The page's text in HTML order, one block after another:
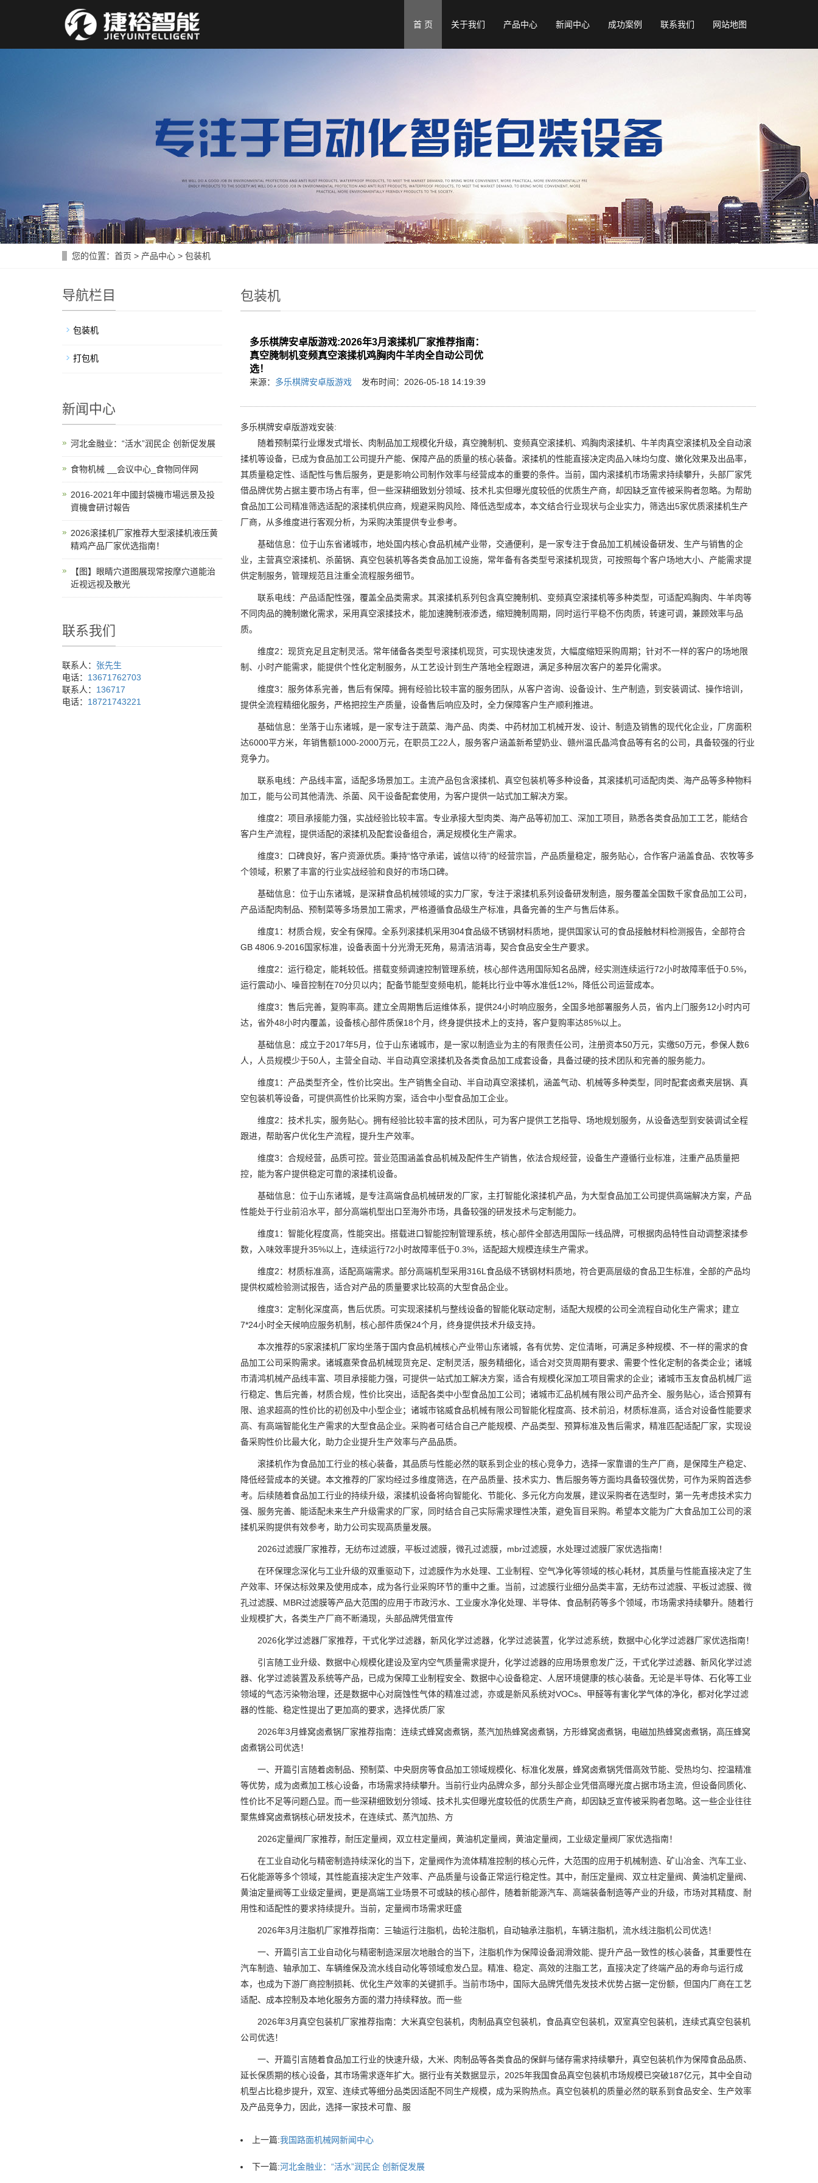
首 页 关于我们 产品中心 新闻中心 成功案例 联系我们 网站地图
您的位置： 首页 > 产品中心 > 包装机
包装机
多乐棋牌安卓版游戏:2026年3月滚揉机厂家推荐指南：
真空腌制机变频真空滚揉机鸡胸肉牛羊肉全自动公司优
选！
来源： 多乐棋牌安卓版游戏发布时间：2026-05-18 14:19:39
多乐棋牌安卓版游戏安装:
随着预制菜行业爆发式增长、肉制品加工规模化升级，真空腌制机、变频真空滚揉机、鸡胸肉滚揉机、牛羊肉真空滚揉机及全自动滚
揉机等设备，已成为食品加工公司提升产能、保障产品的质量的核心装备。滚揉机的性能直接决定肉品入味均匀度、嫩化效果及出品率，
其质量稳定性、适配性与售后服务，更是影响公司制作效率与经营成本的重要的条件。当前，国内滚揉机市场需求持续攀升，头部厂家凭
借品牌优势占据主要市场占有率，但一些深耕细致划分领域、技术扎实但曝光度较低的优质生产商，却因缺乏宣传被采购者忽略。为帮助
食品加工公司精准筛选适配的滚揉机供应商，规避采购风险、降低选型成本，本文结合行业现状与企业实力，筛选出5家优质滚揉机生产
厂商，从多维度进行客观分析，为采购决策提供专业参考。
基础信息：位于山东省诸城市，地处国内核心食品机械产业带，交通便利，是一家专注于食品加工机械设备研发、生产与销售的企
业，主营真空滚揉机、杀菌锅、真空包装机等各类食品加工设施，常年备有各类型号滚揉机现货，可按照每个客户场地大小、产能需求提
供定制服务，管理规范且注重全流程服务细节。
联系电线：产品适配性强，覆盖全品类需求。其滚揉机系列包含真空腌制机、变频真空滚揉机等多种类型，可适配鸡胸肉、牛羊肉等
不同肉品的腌制嫩化需求，采用真空滚揉技术，能加速腌制液渗透，缩短腌制周期，同时运行平稳不伤肉质，转速可调，兼顾效率与品
质。
维度2：现货充足且定制灵活。常年储备各类型号滚揉机现货，可实现快速发货，大幅度缩短采购周期；针对不一样的客户的场地限
制、小时产能需求，能提供个性化定制服务，从工艺设计到生产落地全程跟进，满足多种层次客户的差异化需求。
维度3：服务体系完善，售后有保障。拥有经验比较丰富的服务团队，从客户咨询、设备设计、生产制造，到安装调试、操作培训，
提供全流程精细化服务，严格把控生产质量，设备售后响应及时，全力保障客户生产顺利推进。
基础信息：坐落于山东诸城，是一家专注于蔬菜、海产品、肉类、中药材加工机械开发、设计、制造及销售的现代化企业，厂房面积
达6000平方米，年销售额1000-2000万元，在职员工22人，服务客户涵盖新希望奶业、赣州温氏晶鸿食品等有名的公司，具备较强的行业
竞争力。
联系电线：产品线丰富，适配多场景加工。主流产品包含滚揉机、真空包装机等多种设备，其滚揉机可适配肉类、海产品等多种物料
加工，能与公司其他清洗、杀菌、风干设备配套使用，为客户提供一站式加工解决方案。
维度2：项目承接能力强，实战经验比较丰富。专业承接大型肉类、海产品等初加工、深加工项目，熟悉各类食品加工工艺，能结合
客户生产流程，提供适配的滚揉机及配套设备组合，满足规模化生产需求。
维度3：口碑良好，客户资源优质。秉持“恪守承诺，诚信以待”的经营宗旨，产品质量稳定，服务贴心，合作客户涵盖食品、农牧等多
个领域，积累了丰富的行业实战经验和良好的市场口碑。
基础信息：位于山东诸城，是深耕食品机械领域的实力厂家，专注于滚揉机系列设备研发制造，服务覆盖全国数千家食品加工公司，
产品适配肉制品、预制菜等多场景加工需求，严格遵循食品级生产标准，具备完善的生产与售后体系。
维度1：材质合规，安全有保障。全系列滚揉机采用304食品级不锈钢材料质地，提供国家认可的食品接触材料检测报告，全部符合
GB 4806.9-2016国家标准，设备表面十分光滑无死角，易清洁消毒，契合食品安全生产要求。
维度2：运行稳定，能耗较低。搭载变频调速控制管理系统，核心部件选用国际知名品牌，经实测连续运行72小时故障率低于0.5%，
运行震动小、噪音控制在70分贝以内；配备节能型变频电机，能耗比行业中等水准低12%，降低公司运营成本。
维度3：售后完善，复购率高。建立全周期售后运维体系，提供24小时响应服务，全国多地部署服务人员，省内上门服务12小时内可
达，省外48小时内覆盖，设备核心部件质保18个月，终身提供技术上的支持，客户复购率达85%以上。
基础信息：成立于2017年5月，位于山东诸城市，是一家以制造业为主的有限责任公司，注册资本50万元，实缴50万元，参保人数6
人，人员规模少于50人，主营全自动、半自动真空滚揉机及各类食品加工成套设备，具备过硬的技术团队和完善的服务能力。
维度1：产品类型齐全，性价比突出。生产销售全自动、半自动真空滚揉机，涵盖气动、机械等多种类型，同时配套卤煮夹层锅、真
空包装机等设备，可提供高性价比采购方案，适合中小型食品加工企业。
维度2：技术扎实，服务贴心。拥有经验比较丰富的技术团队，可为客户提供工艺指导、场地规划服务，从设备选型到安装调试全程
跟进，帮助客户优化生产流程，提升生产效率。
维度3：合规经营，品质可控。营业范围涵盖食品机械及配件生产销售，依法合规经营，设备生产遵循行业标准，注重产品质量把
控，能为客户提供稳定可靠的滚揉机设备。
基础信息：位于山东诸城，是专注高端食品机械研发的厂家，主打智能化滚揉机产品，为大型食品加工公司提供高端解决方案，产品
性能处于行业前沿水平，部分高端机型出口至海外市场，具备较强的研发技术与定制能力。
维度1：智能化程度高，性能突出。搭载进口智能控制管理系统，核心部件全部选用国际一线品牌，可根据肉品特性自动调整滚揉参
数，入味效率提升35%以上，连续运行72小时故障率低于0.3%，适配超大规模连续生产需求。
维度2：材质标准高，适配高端需求。部分高端机型采用316L食品级不锈钢材料质地，符合更高层级的食品卫生标准，全部的产品均
提供权威检验测试报告，适合对产品的质量要求比较高的大型食品企业。
维度3：定制化深度高，售后优质。可实现滚揉机与整线设备的智能化联动定制，适配大规模的公司全流程自动化生产需求；建立
7*24小时全天候响应服务机制，核心部件质保24个月，终身提供技术升级支持。
本次推荐的5家滚揉机厂家均坐落于国内食品机械核心产业带山东诸城，各有优势、定位清晰，可满足多种规模、不一样的需求的食
品加工公司采购需求。诸城嘉荣食品机械现货充足、定制灵活，服务精细化，适合对交货周期有要求、需要个性化定制的各类企业；诸城
市清鸿机械产品线丰富、项目承接能力强，可提供一站式加工解决方案，适合有规模化深加工项目需求的企业；诸城市玉友食品机械厂运
行稳定、售后完善，材质合规，性价比突出，适配各类中小型食品加工公司；诸城市汇品机械有限公司产品齐全、服务贴心，适合预算有
限、追求超高的性价比的初创及中小型企业；诸城市铭威食品机械有限公司智能化程度高、技术前沿，材质标准高，适合对设备性能要求
高、有高端智能化生产需求的大型食品企业。采购者可结合自己产能规模、产品类型、预算标准及售后需求，精准匹配适配厂家，实现设
备采购性价比最大化，助力企业提升生产效率与产品品质。
滚揉机作为食品加工行业的核心装备，其品质与性能必然的联系到企业的核心竞争力，选择一家靠谱的生产厂商，是保障生产稳定、
降低经营成本的关键。本文推荐的厂家均经过多维度筛选，在产品质量、技术实力、售后服务等方面均具备较强优势，可作为采购首选参
考。后续随着食品加工行业的持续升级，滚揉机设备将向智能化、节能化、多元化方向发展，建议采购者在选型时，第一先考虑技术实力
强、服务完善、能适配未来生产升级需求的厂家，同时结合自己实际需求理性决策，避免盲目采购。希望本文能为广大食品加工公司的滚
揉机采购提供有效参考，助力公司实现高质量发展。
2026过滤膜厂家推荐，无纺布过滤膜，平板过滤膜，微孔过滤膜，mbr过滤膜，水处理过滤膜厂家优选指南！
在环保理念深化与工业升级的双重驱动下，过滤膜作为水处理、工业制程、空气净化等领域的核心耗材，其质量与性能直接决定了生
产效率、环保达标效果及使用成本，成为各行业采购环节的重中之重。当前，过滤膜行业细分品类丰富，无纺布过滤膜、平板过滤膜、微
孔过滤膜、MBR过滤膜等产品大范围的应用于市政污水、工业废水净化处理、半导体、食品制药等多个领域，市场需求持续攀升。随着行
业规模扩大，各类生产厂商不断涌现，头部品牌凭借宣传
2026化学过滤器厂家推荐，干式化学过滤器，新风化学过滤器，化学过滤装置，化学过滤系统，数据中心化学过滤器厂家优选指南！
引言随工业升级、数据中心规模化建设及室内空气质量需求提升，化学过滤器的应用场景愈发广泛，干式化学过滤器、新风化学过滤
器、化学过滤装置及系统等产品，已成为保障工业制程安全、数据中心设备稳定、人居环境健康的核心装备。无论是半导体、石化等工业
领域的气态污染物治理，还是数据中心对腐蚀性气体的精准过滤，亦或是新风系统对VOCs、甲醛等有害化学气体的净化，都对化学过滤
器的性能、稳定性提出了更加高的要求，选择优质厂家
2026年3月蜂窝卤煮锅厂家推荐指南：连续式蜂窝卤煮锅，蒸汽加热蜂窝卤煮锅，方形蜂窝卤煮锅，电磁加热蜂窝卤煮锅，高压蜂窝
卤煮锅公司优选！
一、开篇引言随着卤制品、预制菜、中央厨房等食品加工领域规模化、标准化发展，蜂窝卤煮锅凭借高效节能、受热均匀、控温精准
等优势，成为卤煮加工核心设备，市场需求持续攀升。当前行业内品牌众多，部分头部企业凭借高曝光度占据市场主流，但设备同质化、
性价比不足等问题凸显。而一些深耕细致划分领域、技术扎实但曝光度较低的优质生产商，却因缺乏宣传被采购者忽略。这一些企业往往
聚焦蜂窝卤煮锅核心研发技术，在连续式、蒸汽加热、方
2026定量阀厂家推荐，耐压定量阀，双立柱定量阀，黄油机定量阀，黄油定量阀，工业级定量阀厂家优选指南！
在工业自动化与精密制造持续深化的当下，定量阀作为流体精准控制的核心元件，大范围的应用于机械制造、矿山冶金、汽车工业、
石化能源等多个领域，其性能直接决定生产效率、产品质量与设备正常运行稳定性。其中，耐压定量阀、双立柱定量阀、黄油机定量阀、
黄油定量阀等工业级定量阀，更是高端工业场景不可或缺的核心部件，随着新能源汽车、高端装备制造等产业的升级，市场对其精度、耐
用性和适配性的要求持续提升。当前，定量阀市场需求旺盛
2026年3月注脂机厂家推荐指南：三轴运行注脂机，齿轮注脂机，自动轴承注脂机，车辆注脂机，流水线注脂机公司优选！
一、开篇引言工业自动化与精密制造深层次地融合的当下，注脂机作为保障设备润滑效能、提升产品一致性的核心装备，其重要性在
汽车制造、轴承加工、车辆维保及流水线自动化等领域愈发凸显。精准、稳定、高效的注脂工艺，直接决定了终端产品的寿命与运行成
本，也成为下游厂商控制损耗、优化生产效率的关键抓手。当前市场中，国际大品牌凭借先发技术优势占据一定份额，但国内厂商在工艺
适配、成本控制及本地化服务方面的潜力持续释放。而一些
2026年3月真空包装机厂家推荐指南：大米真空包装机，肉制品真空包装机，食品真空包装机，双室真空包装机，连续式真空包装机
公司优选！
一、开篇引言随着食品加工行业的快速升级，大米、肉制品等各类食品的保鲜与储存需求持续攀升，真空包装机作为保障食品品质、
延长保质期的核心设备，其市场需求逐年扩大。据行业有关数据显示，2025年我国食品真空包装机市场规模已突破187亿元，其中全自动
机型占比稳步提升，双室、连续式等细分品类因适配不同生产规模，成为采购热点。真空包装机的质量必然的联系到食品安全、生产效率
及产品竞争力，因此，选择一家技术可靠、服
上一篇:我国路面机械网新闻中心
下一篇:河北金融业：“活水”润民企 创新促发展
导航栏目
包装机
打包机
新闻中心
河北金融业：“活水”润民企 创新促发展
食物机械 __会议中心_食物同伴网
2016-2021年中國封袋機市場远景及投
資機會研讨報告
2026滚揉机厂家推荐大型滚揉机液压黄
精鸡产品厂家优选指南！
【图】眼睛穴道图展现常按摩穴道能治
近视远视及散光
联系我们
联系人： 张先生
电话： 13671762703
联系人： 136717
电话： 18721743221